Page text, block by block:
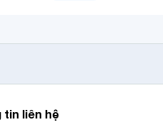
tin liên hệ